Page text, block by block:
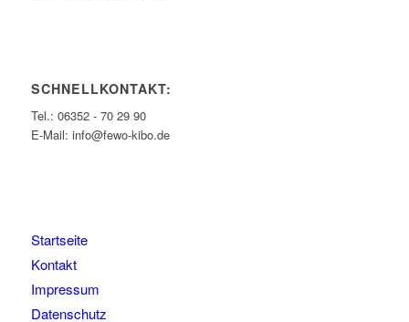
SCHNELLKONTAKT:
Tel.: 06352 - 70 29 90
E-Mail: info@fewo-kibo.de
Startseite
Kontakt
Impressum
Datenschutz